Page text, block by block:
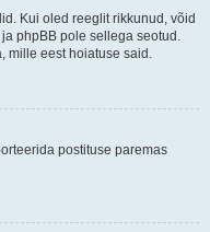
Kui oled reeglit rikkunud, võid
phpBB pole sellega seotud.
mille eest hoiatuse said.
postituse paremas